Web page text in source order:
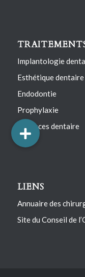
Implantologie
Esthétique dentaire
Endodontie
Prophylaxie
Urgences dentaire
LIENS
Annuaire des
Site du Conseil de